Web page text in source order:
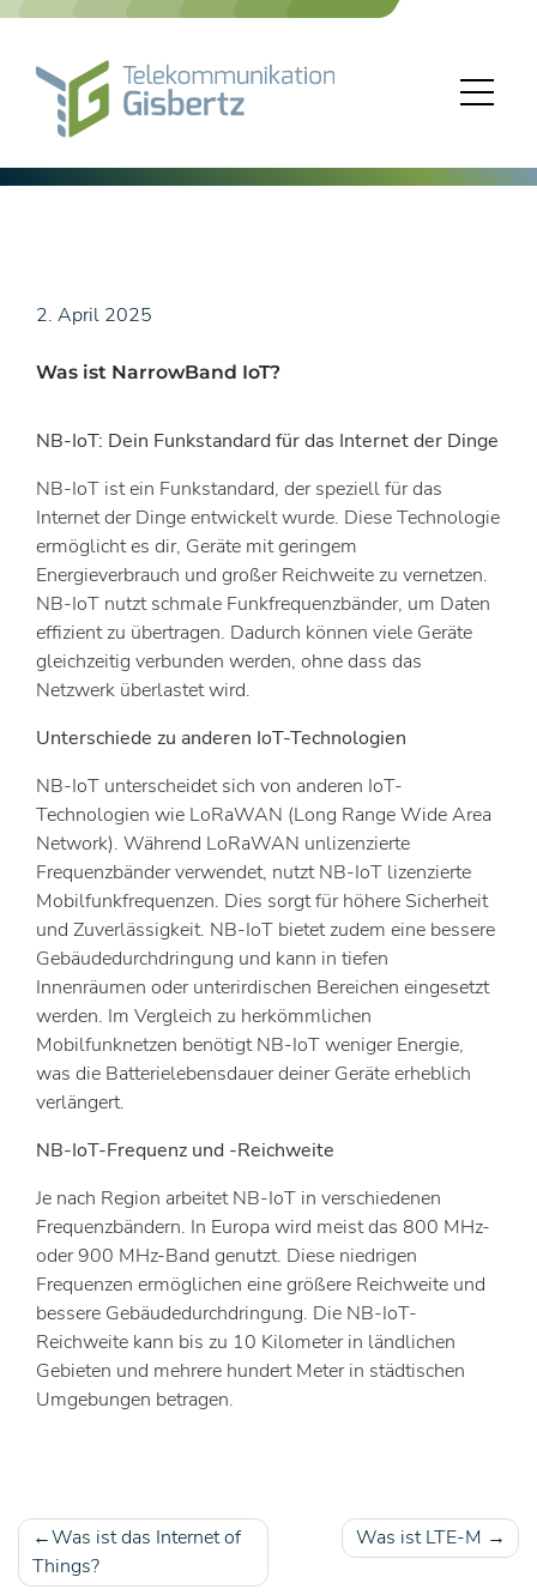
Skip
2. April 2025
Was ist NarrowBand IoT?
NB-IoT: Dein Funkstandard für das Internet der Dinge
NB-IoT ist ein Funkstandard, der speziell für das
Internet der Dinge entwickelt wurde. Diese Technologie
ermöglicht es dir, Geräte mit geringem
Energieverbrauch und großer Reichweite zu vernetzen.
NB-IoT nutzt schmale Funkfrequenzbänder, um Daten
effizient zu übertragen. Dadurch können viele Geräte
gleichzeitig verbunden werden, ohne dass das
Netzwerk überlastet wird.
Unterschiede zu anderen IoT-Technologien
NB-IoT unterscheidet sich von anderen IoT-
Technologien wie LoRaWAN (Long Range Wide Area
Network). Während LoRaWAN unlizenzierte
Frequenzbänder verwendet, nutzt NB-IoT lizenzierte
Mobilfunkfrequenzen. Dies sorgt für höhere Sicherheit
und Zuverlässigkeit. NB-IoT bietet zudem eine bessere
Gebäudedurchdringung und kann in tiefen
Innenräumen oder unterirdischen Bereichen eingesetzt
werden. Im Vergleich zu herkömmlichen
Mobilfunknetzen benötigt NB-IoT weniger Energie,
was die Batterielebensdauer deiner Geräte erheblich
verlängert.
NB-IoT-Frequenz und -Reichweite
Je nach Region arbeitet NB-IoT in verschiedenen
Frequenzbändern. In Europa wird meist das 800 MHz-
oder 900 MHz-Band genutzt. Diese niedrigen
Frequenzen ermöglichen eine größere Reichweite und
bessere Gebäudedurchdringung. Die NB-IoT-
Reichweite kann bis zu 10 Kilometer in ländlichen
Gebieten und mehrere hundert Meter in städtischen
Umgebungen betragen.
Beitragsnavigation
Was ist das Internet of
Things?
Was ist LTE-M